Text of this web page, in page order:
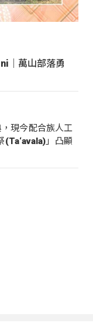
｜萬山部落勇
現今配合族人工
」凸顯